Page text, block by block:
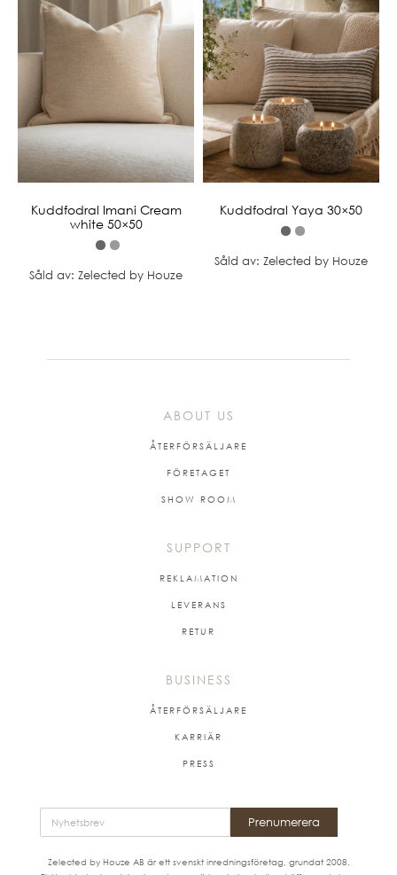
Kuddfodral Imani Cream
white 50×50
Såld av: Zelected by Houze
Kuddfodral Yaya 30×50
Såld av: Zelected by Houze
ABOUT US
ÅTERFÖRSÄLJARE
FÖRETAGET
SHOW ROOM
SUPPORT
REKLAMATION
LEVERANS
RETUR
BUSINESS
ÅTERFÖRSÄLJARE
KARRIÄR
PRESS
Prenumerera
Zelected by Houze AB är ett svenskt inredningsföretag, grundat 2008.